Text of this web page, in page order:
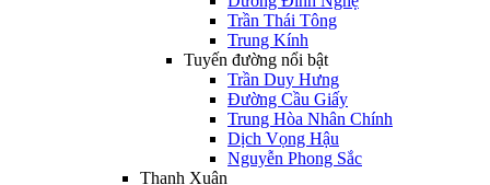
Trần Thái Tông
Trung Kính
Tuyến đường nổi bật
Trần Duy Hưng
Đường Cầu Giấy
Trung Hòa Nhân Chính
Dịch Vọng Hậu
Nguyễn Phong Sắc
Thanh Xuân